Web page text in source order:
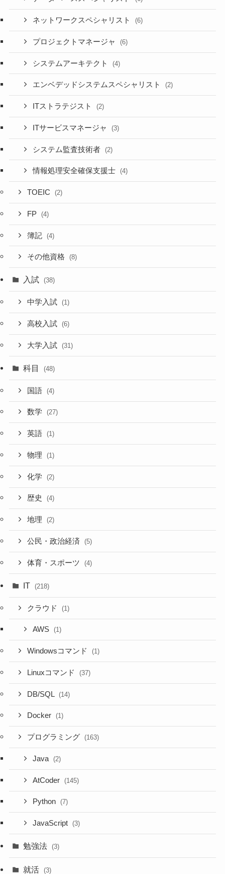
ネットワークスペシャリスト (6)
プロジェクトマネージャ (6)
システムアーキテクト (4)
エンベデッドシステムスペシャリスト (2)
ITストラテジスト (2)
ITサービスマネージャ (3)
システム監査技術者 (2)
情報処理安全確保支援士 (4)
TOEIC (2)
FP (4)
簿記 (4)
その他資格 (8)
入試 (38)
中学入試 (1)
高校入試 (6)
大学入試 (31)
科目 (48)
国語 (4)
数学 (27)
英語 (1)
物理 (1)
化学 (2)
歴史 (4)
地理 (2)
公民・政治経済 (5)
体育・スポーツ (4)
IT (218)
クラウド (1)
AWS (1)
Windowsコマンド (1)
Linuxコマンド (37)
DB/SQL (14)
Docker (1)
プログラミング (163)
Java (2)
AtCoder (145)
Python (7)
JavaScript (3)
勉強法 (3)
就活 (3)